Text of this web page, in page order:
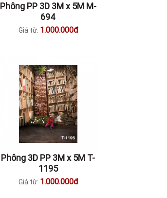
Phông PP 3D 3M x 5M M-
694
Giá từ: 1.000.000đ
Phông 3D PP 3M x 5M T-
1195
Giá từ: 1.000.000đ